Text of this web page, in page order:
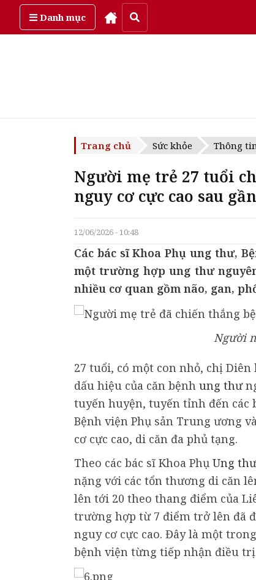
Danh mụcThứ năm, ngày 6/08/2026
Trang chủ Sức khỏe Thông
Người mẹ trẻ 27 tuổi
nguy cơ cực cao sau
12/06/2026 - 10:48
Các bác sĩ Khoa Phụ ung thư,
một trường hợp ung thư
nhiều cơ quan gồm não, gan,
Người
27 tuổi, có một con nhỏ, chị
dấu hiệu của căn bệnh ung thư
tuyến huyện, tuyến tỉnh đến các
Bệnh viện Phụ sản Trung ương
cơ cực cao, di căn đa phủ tạng.
Theo các bác sĩ Khoa Phụ Ung thư
nặng với các tổn thương di căn
lên tới 20 theo thang điểm của
trường hợp từ 7 điểm trở lên đã
nguy cơ cực cao. Đây là một
bệnh viện từng tiếp nhận điều